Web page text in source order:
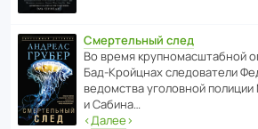
Смертельный след
Во время круп­но­мас­ш­та­бной
Бад‑Крой­цнах следо­ва­тели
ведомства уголо­вной
и Сабина…
‹Далее›